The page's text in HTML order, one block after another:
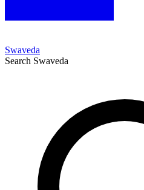
Swaveda
Search Swaveda